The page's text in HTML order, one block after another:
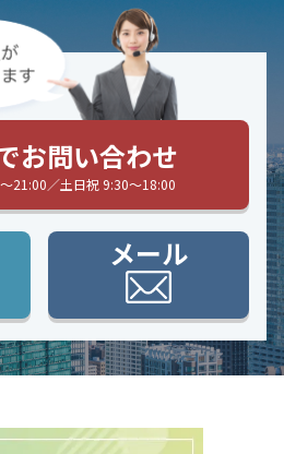
お問い合わせ
21:00／土日祝 9:30〜18:00
メール